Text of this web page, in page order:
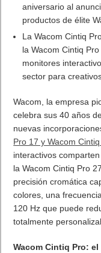
arcos para hombros
ancho, la Razer Enki
para ofrecer una
de juego.Arco lumbar
postura correcta: La
suavemente la parte
menos fatiga en la
La Ciencia de la
La clave para la
datos, así que
descubrir cómo su
reducir la fatiga al
cuando se trata de
cojín para ofrecer un
sujeción más firme de
firme para garantizar